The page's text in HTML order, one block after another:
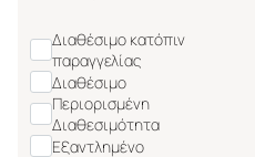
Διαθέσιμο κατόπιν
παραγγελίας
Διαθέσιμο
Περιορισμένη
Διαθεσιμότητα
Εξαντλημένο